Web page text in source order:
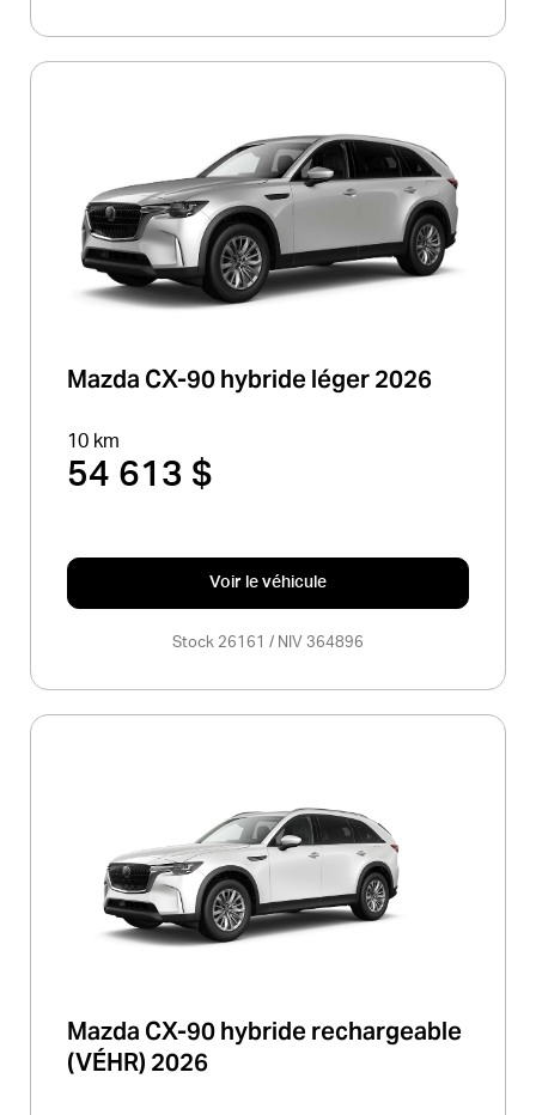
Mazda CX-90 hybride léger 2026
10 km
54 613 $
Voir le véhicule
Stock 26161 / NIV 364896
Mazda CX-90 hybride rechargeable
(VÉHR) 2026